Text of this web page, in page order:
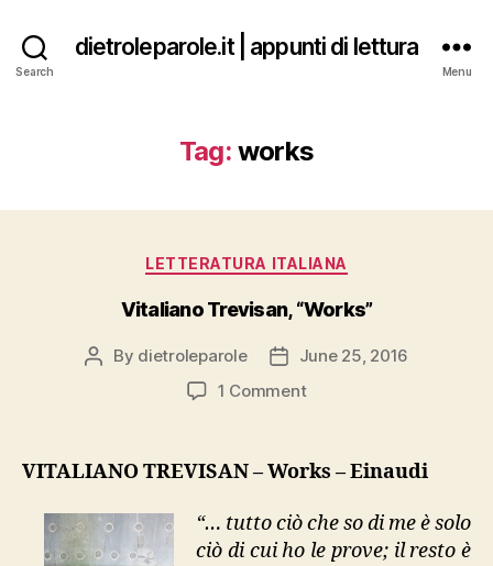
Search
dietroleparole.it | appunti di lettura
Menu
Tag: works
Categories
LETTERATURA ITALIANA
Vitaliano Trevisan, “Works”
Post
By dietroleparole
PostJune 25, 2016
1 Commenton
“Works”
VITALIANO TREVISAN – Works – Einaudi
“… tutto ciò che so di me è solo
ciò di cui ho le prove; il resto è